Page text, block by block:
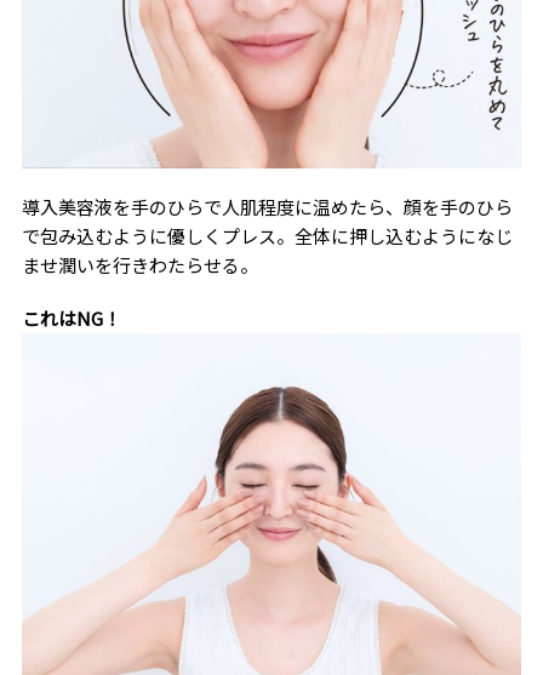
導入美容液を手のひらで人肌程度に温めたら、顔を手のひら
で包み込むように優しくプレス。全体に押し込むようになじ
ませ潤いを行きわたらせる。
これはNG！